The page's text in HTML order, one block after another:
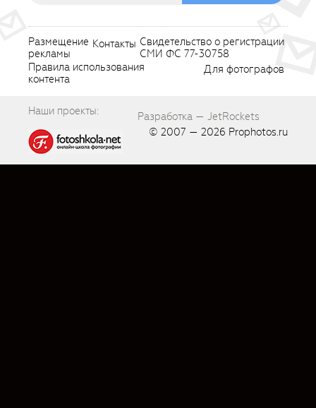
Размещение
рекламы
Контакты Свидетельство о регистрации
СМИ ФС 77-30758
Правила использования
контента
Для фотографов
Наши проекты:
Разработка — JetRockets
© 2007 — 2026 Prophotos.ru